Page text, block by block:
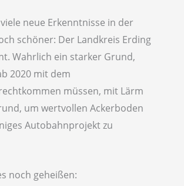
neue Erkenntnisse in der
schöner: Der Landkreis Erding
Wahrlich ein starker Grund,
2020 mit dem
müssen, mit Lärm
um wertvollen Ackerboden
Autobahnprojekt zu
noch geheißen: